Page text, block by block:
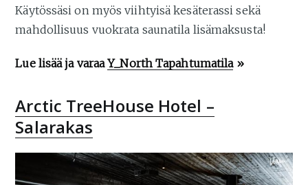
Käytössäsi on myös viihtyisä kesäterassi sekä
mahdollisuus vuokrata saunatila lisämaksusta!
Lue lisää ja varaaY_North Tapahtumatila»
Arctic TreeHouse Hotel –
Salarakas